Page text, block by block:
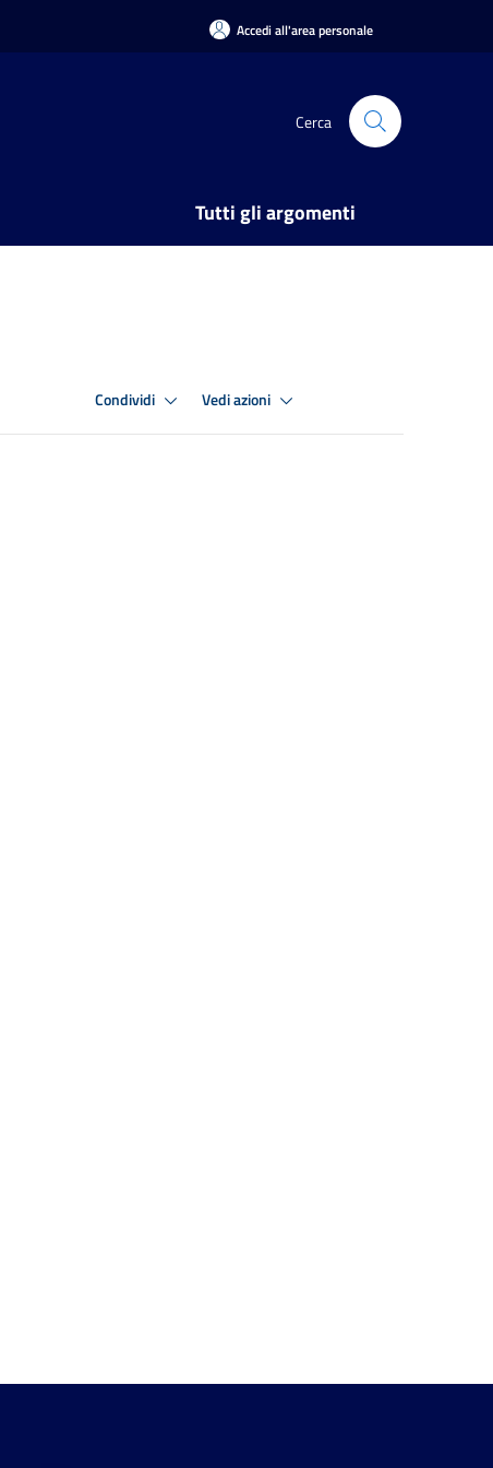
Accedi all'area personale
Cerca
Tutti gli argomenti
Condividi Vedi azioni